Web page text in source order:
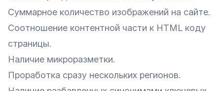
Суммарное количество изображений на сайте.
Соотношение контентной части к HTML коду
страницы.
Наличие микроразметки.
Проработка сразу нескольких регионов.